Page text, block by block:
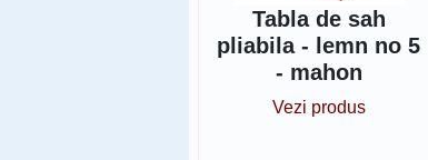
Tabla de sah
pliabila - lemn no 5
- mahon
Vezi produs